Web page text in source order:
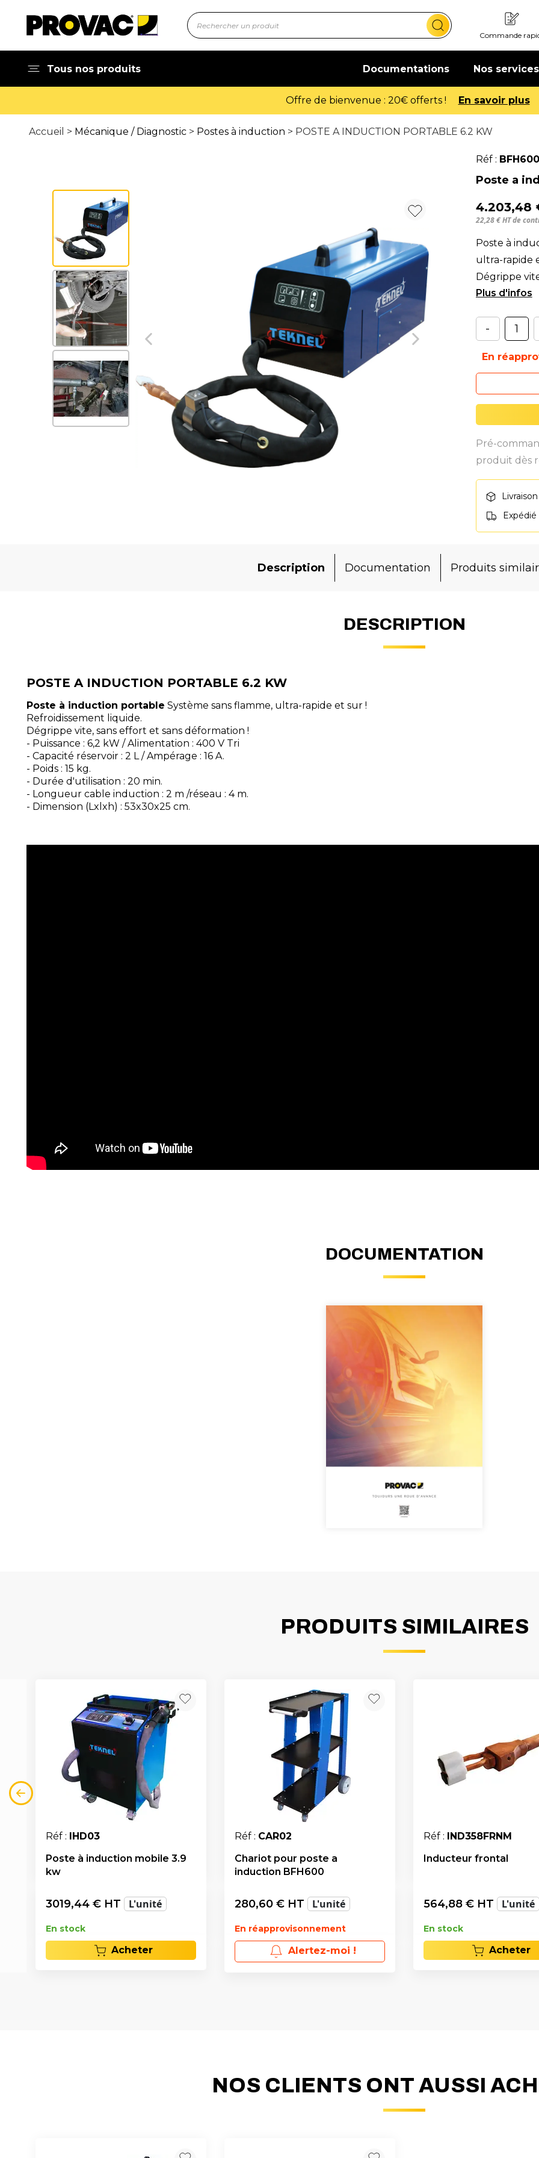
Commande
Tous nos produits Documentations Nos services
Accueil > Mécanique / Diagnostic > Postes à induction > POSTE A INDUCTION PORTABLE 6.2 KW
Réf : BFH600
Poste a
4.203,48
22,28 € HT de
Poste à
ultra-rapide
Dégrippe
Puis
-
En
Pré-
produit dès
Description Documentation Produits
DESCRIPTION
POSTE A INDUCTION PORTABLE 6.2 KW
Poste à induction portable Système sans flamme, ultra-rapide et sur !
Refroidissement liquide.
Dégrippe vite, sans effort et sans déformation !
- Puissance : 6,2 kW / Alimentation : 400 V Tri
- Capacité réservoir : 2 L / Ampérage : 16 A.
- Poids : 15 kg.
- Durée d'utilisation : 20 min.
- Longueur cable induction : 2 m /réseau : 4 m.
- Dimension (Lxlxh) : 53x30x25 cm.
DOCUMENTATION
PRODUITS SIMILAIRES
Réf : IHD03
Poste à induction mobile 3.9
kw
3019,44 € HT L'unité
En stock
Acheter
Réf : CAR02
Chariot pour poste a
induction BFH600
280,60 € HT L'unité
En réapprovisonnement
Alertez-moi !
Réf : IND358FRNM
Inducteur frontal
564,88 € HT L'unité
En stock
Acheter
NOS CLIENTS ONT AUSSI